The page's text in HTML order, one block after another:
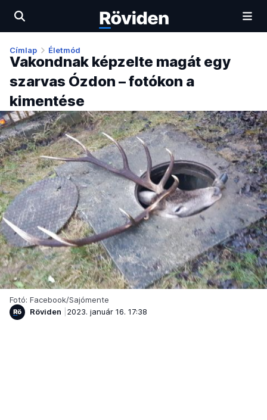
Címlap Életmód
Vakondnak képzelte magát egy
szarvas Ózdon – fotókon a
kimentése
Fotó: Facebook/Sajómente
Röviden
2023. január 16. 17:38